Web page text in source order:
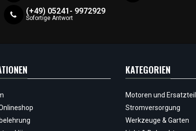
(+49) 05241- 9972929
Sofortige Antwort
KATEGORIEN
Motoren und
Stromversorgung
Werkzeuge & Garten